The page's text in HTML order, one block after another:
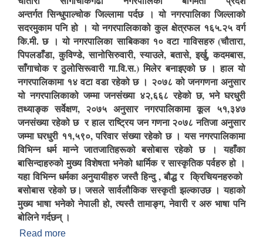
अन्तर्गत सिन्धुपाल्चोक जिल्लामा पर्दछ । यो नगरपालिका जिल्लाको
सदरमुकाम पनि हो । यो नगरपालिकाको कुल क्षेत्रफल १६५.२५ वर्ग
कि.मी. छ । यो नगरपालिका साबिकका १० वटा गाविसहरु (चौतारा,
पिपलडाँडा, कुविण्डे, सानोसिरुवारी, स्याउले, बतासे, इर्खु, कदमबास,
साँगाचोक र ठुलोसिरूवारी गा.वि.स.) मिलेर बनाइएको छ । हाल यो
नगरपालिकामा १४ वटा वडा रहेको छ । २०७८ को जनगणना अनुसार
यो नगरपालिकाको जम्मा जनसंख्या ४२,६६८ रहेको छ, भने घरधुरी
तथ्याङ्क सर्वेक्षण, २०७५ अनुसार नगरपालिकामा कूल ५१,३४७
जनसंख्या रहेको छ र हाल राष्ट्रिय जन गणना २०७८ नतिजा अनुसार
जम्मा घरधुरी ११,५९०, परिवार संख्या रहेको छ । यस नगरपालिकामा
विभिन्न धर्म मान्ने जातजातिहरूको बसोबास रहेको छ । यहाँका
बासिन्दाहरुको मुख्य विशेषता भनेको धार्मिक र सास्कृतिक पर्वहरु हो ।
यहा विभिन्न धर्मका अनुयायीहरु जस्तै हिन्दु , बौद्ध र क्रिचियनहरुको
बसोबास रहेको छ। जसले सार्वलौकिक सस्कृती झल्काउछ । यहाको
मुख्य भाषा भनेको नेपाली हो, त्यस्तै तामाङ्ग, नेवारी र अरु भाषा पनि
बोलिने गर्दछन् ।
Read more